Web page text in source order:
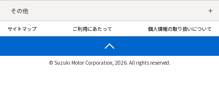
その他
サイトマップ ご利用にあたって 個人情報の取り扱いについて
© Suzuki Motor Corporation, 2026. All rights reserved.